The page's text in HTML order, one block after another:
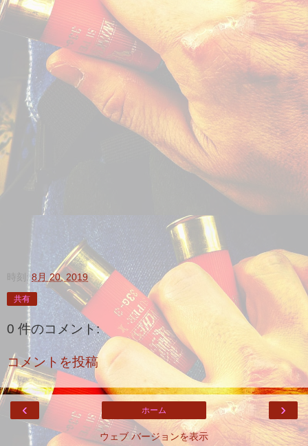
時刻:8月 20, 2019
共有
0 件のコメント:
コメントを投稿
‹ ›
ホーム
ウェブ バージョンを表示